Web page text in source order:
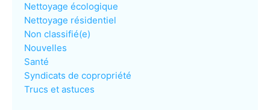
Nettoyage écologique
Nettoyage résidentiel
Non classifié(e)
Nouvelles
Santé
Syndicats de copropriété
Trucs et astuces